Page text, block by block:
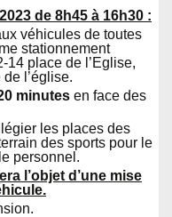
de 8h45 à 16h30 :
véhicules de toutes
stationnement
14 place de l’Eglise,
l’église.
minutes en face des
les places des
des sports pour le
personnel.
l’objet d’une mise